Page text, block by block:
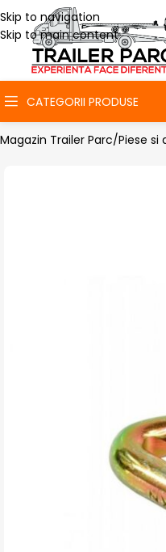
Skip to navigation
Skip to main content
CATEGORII PRODUSE
Magazin Trailer Parc Piese si